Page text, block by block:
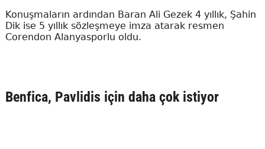
Konuşmaların ardından Baran Ali Gezek 4 yıllık, Şahin
Dik ise 5 yıllık sözleşmeye imza atarak resmen
Corendon Alanyasporlu oldu.
Benfica, Pavlidis için daha çok istiyor